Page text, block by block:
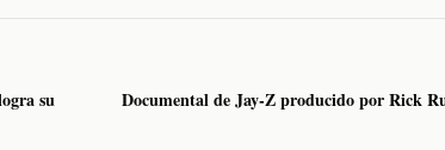
su
Documental de Jay-Z producido por Rick